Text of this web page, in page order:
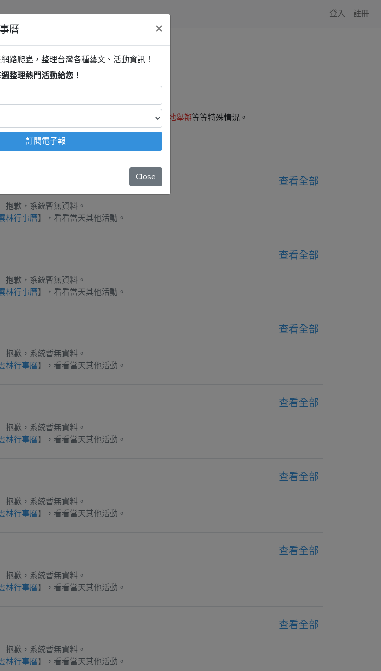
登入 註冊
到 移師外地舉辦等等特殊情況。
查看全部
抱歉，系統暫無資料。
林行事曆】，看看當天其他活動。
查看全部
抱歉，系統暫無資料。
林行事曆】，看看當天其他活動。
查看全部
抱歉，系統暫無資料。
林行事曆】，看看當天其他活動。
查看全部
抱歉，系統暫無資料。
林行事曆】，看看當天其他活動。
查看全部
抱歉，系統暫無資料。
林行事曆】，看看當天其他活動。
查看全部
抱歉，系統暫無資料。
林行事曆】，看看當天其他活動。
查看全部
抱歉，系統暫無資料。
林行事曆】，看看當天其他活動。
曆 ×
路爬蟲，整理台灣各種藝文、活動資訊！
整理熱門活動給您！
訂閱電子報
Close